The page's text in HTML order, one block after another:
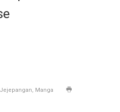
Jejepangan Manga